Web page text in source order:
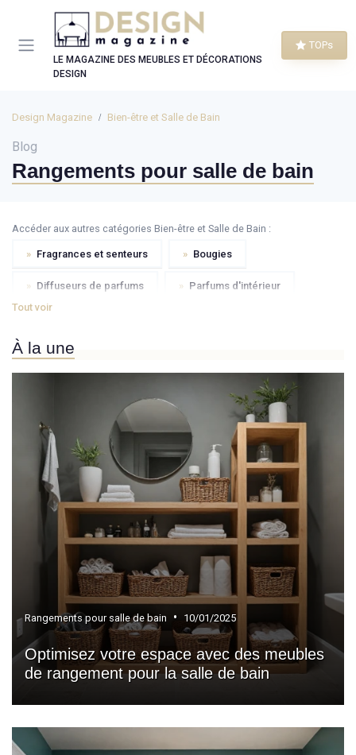
LE MAGAZINE DES MEUBLES ET DÉCORATIONS
DESIGN
TOPs
Design Magazine Bien-être et Salle de Bain
Blog
Rangements pour salle de bain
Accéder aux autres catégories Bien-être et Salle de Bain :
» Fragrances et senteurs » Bougies
» Diffuseurs de parfums » Parfums d'intérieur
Douches et baignoires
Lave-mains
Peignoirs
Accessoires de salle de bain
Miroirs de salle de bain
Tout voir
À la une
Rangements pour salle de bain • 10/01/2025
Optimisez votre espace avec des meubles
de rangement pour la salle de bain
Panneau de gestion des cookies